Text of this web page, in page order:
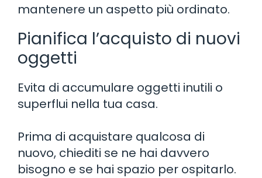
mantenere un aspetto più ordinato.
Pianifica l’acquisto di nuovi
oggetti
Evita di accumulare oggetti inutili o
superflui nella tua casa.
Prima di acquistare qualcosa di
nuovo, chiediti se ne hai davvero
bisogno e se hai spazio per ospitarlo.